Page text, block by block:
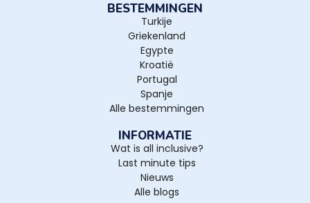
BESTEMMINGEN
Turkije
Griekenland
Egypte
Kroatië
Portugal
Spanje
Alle bestemmingen
INFORMATIE
Wat is all inclusive?
Last minute tips
Nieuws
Alle blogs